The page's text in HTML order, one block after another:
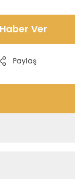
Ver
Paylaş